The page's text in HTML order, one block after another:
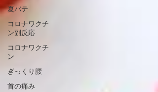
夏バテ
コロナワクチ
ン副反応
コロナワクチ
ン
ぎっくり腰
首の痛み